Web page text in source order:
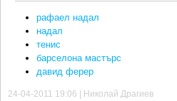
рафаел надал
надал
тенис
барселона мастърс
давид ферер
24-04-2011 19:06 | Николай Драгиев